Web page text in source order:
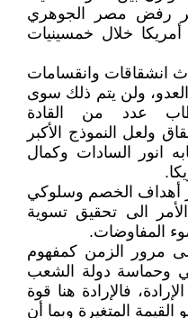
رفض مصر الجوهري
خلال خمسينيات
انشقاقات وانقسامات
ولن يتم ذلك سوى
عدد من القادة
ولعل النموذج الأكبر
انور السادات وكمال
أهداف الخصم وسلوكي
الى تحقيق تسوية
المفاوضات.
مرور الزمن كمفهوم
وحماسة دولة الشعب
فالإرادة هنا قوة
المتغيرة وبما أن